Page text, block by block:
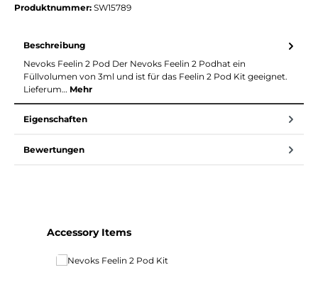
Produktnummer: SW15789
Beschreibung
Nevoks Feelin 2 Pod Der Nevoks Feelin 2 Podhat ein
Füllvolumen von 3ml und ist für das Feelin 2 Pod Kit geeignet.
Lieferum… Mehr
Eigenschaften
Bewertungen
Produktgalerie überspringen
Accessory Items